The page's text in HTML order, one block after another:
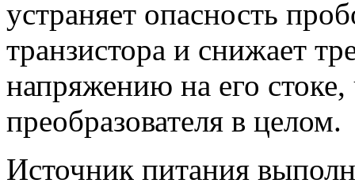
устраняет опасность
транзистора и снижает
напряжению на его
преобразователя в целом.
Источник питания